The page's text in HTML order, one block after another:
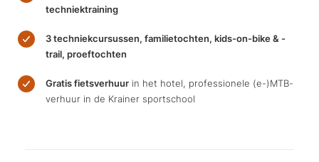
techniektraining
3 techniekcursussen, familietochten, kids-on-bike & -
trail, proeftochten
Gratis fietsverhuur in het hotel, professionele (e-)MTB-
verhuur in de Krainer sportschool